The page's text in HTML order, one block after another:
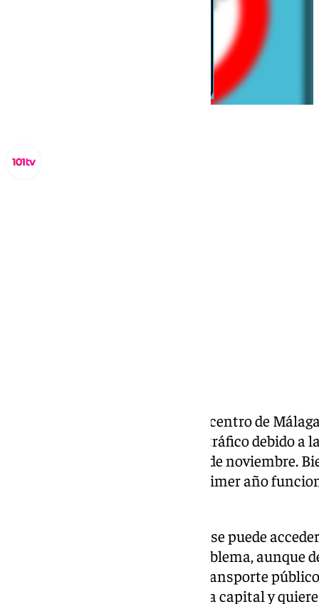
Quizás ha accedido en coche al centro de
fijado en las nuevas señales de tráfico debido a
que entró en vigor el pasado 30 de noviembre.
preocupar, porque durante el primer año
Esto significa que esta Navidad se puede
las luces prácticamente sin problema, aunque
recomiendan usar siempre el transporte
época del año. Si es de fuera de la capital y